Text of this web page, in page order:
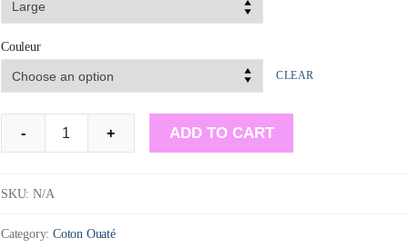
Couleur
CLEAR
:
zéro
- + ADD TO CART
SKU: N/A
Category: Coton Ouaté